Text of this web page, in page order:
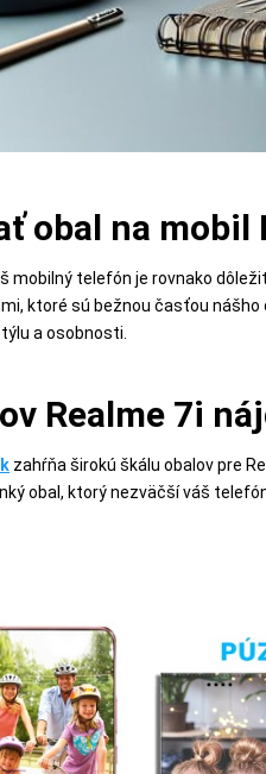
obal na mobil
mobilný telefón je rovnako
ktoré sú bežnou časťou
a osobnosti.
Realme 7i
zahŕňa širokú škálu obalov pre
obal, ktorý nezväčší váš